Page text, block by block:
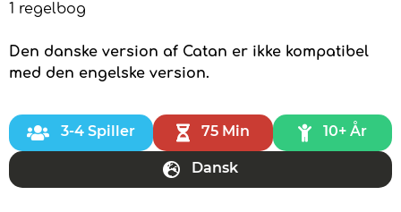
1 regelbog
Den danske version af Catan er ikke kompatibel
med den engelske version.
3-4 Spiller 75 Min 10+ År
Dansk